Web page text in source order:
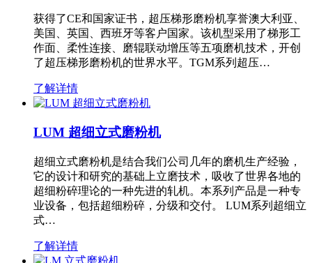
获得了CE和国家证书，超压梯形磨粉机享誉澳大利亚、
美国、英国、西班牙等客户国家。该机型采用了梯形工
作面、柔性连接、磨辊联动增压等五项磨机技术，开创
了超压梯形磨粉机的世界水平。TGM系列超压…
了解详情
LUM 超细立式磨粉机
超细立式磨粉机是结合我们公司几年的磨机生产经验，
它的设计和研究的基础上立磨技术，吸收了世界各地的
超细粉碎理论的一种先进的轧机。本系列产品是一种专
业设备，包括超细粉碎，分级和交付。 LUM系列超细立
式…
了解详情